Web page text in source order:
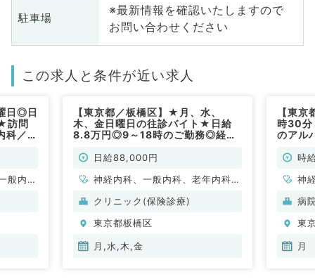
駐車場
※最新情報を確認いたしますので
お問い合わせください
この求人と条件が近い求人
日◎日
訪問
科／非
般内
【東京都／板橋区】★月、水、
木、金日曜日の往診バイト★日給
8.8万円◎9～18時のご勤務◎経験
日給88,000円
神経内科、一般内科、老年内科、
外科系全般、一般外科
クリニック(保険診療)
東京都板橋区
月,水,木,金
【東
時30分
のアル
勤）時
神
科
内
病
東
月